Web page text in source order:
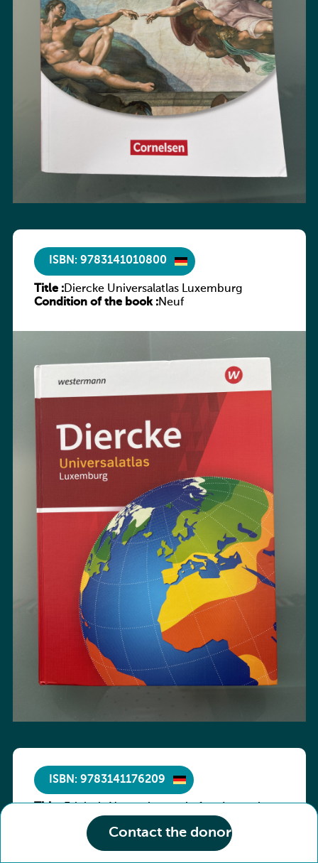
Contact the donor
ISBN: 9783141010800
Title :Diercke Universalatlas Luxemburg
Condition of the book :Neuf
ISBN: 9783141176209
7e/6e ESC
Condition of the book : Très bon état